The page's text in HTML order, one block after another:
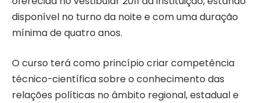
disponível no turno da noite e com uma duração
mínima de quatro anos.
O curso terá como princípio criar competência
técnico-científica sobre o conhecimento das
relações políticas no âmbito regional, estadual e